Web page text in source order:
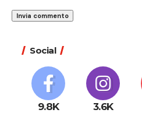
Social
9.8K 3.6K